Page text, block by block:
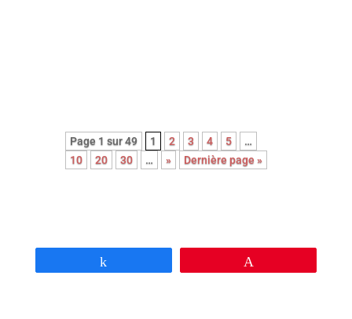
Page 1 sur 49 1 2 3 4 5
…
10
20 30 … » Dernière page »